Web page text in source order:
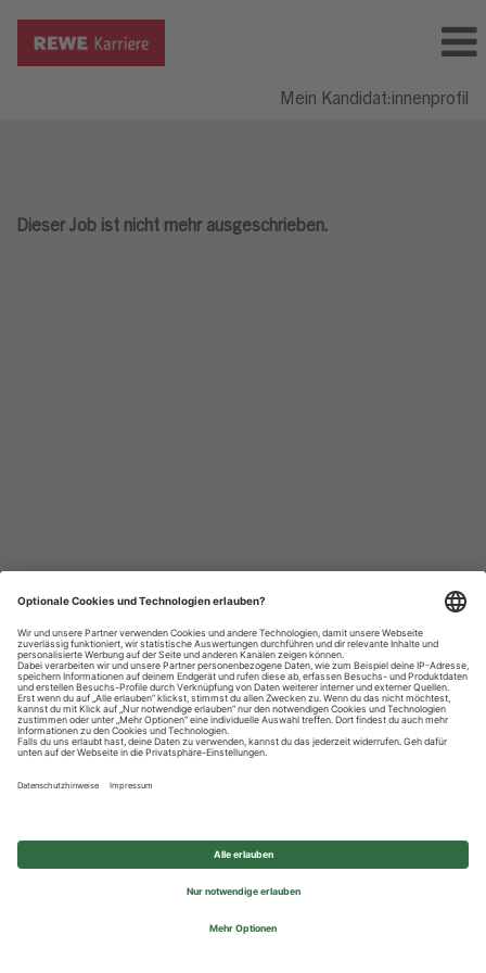
Mein Kandidat:innenprofil
Dieser Job ist nicht mehr ausgeschrieben.
Datenschutzhinweise
Impressum
Privatsphäre-Einstellungen
© 2026 REWE Group - All rights reserved